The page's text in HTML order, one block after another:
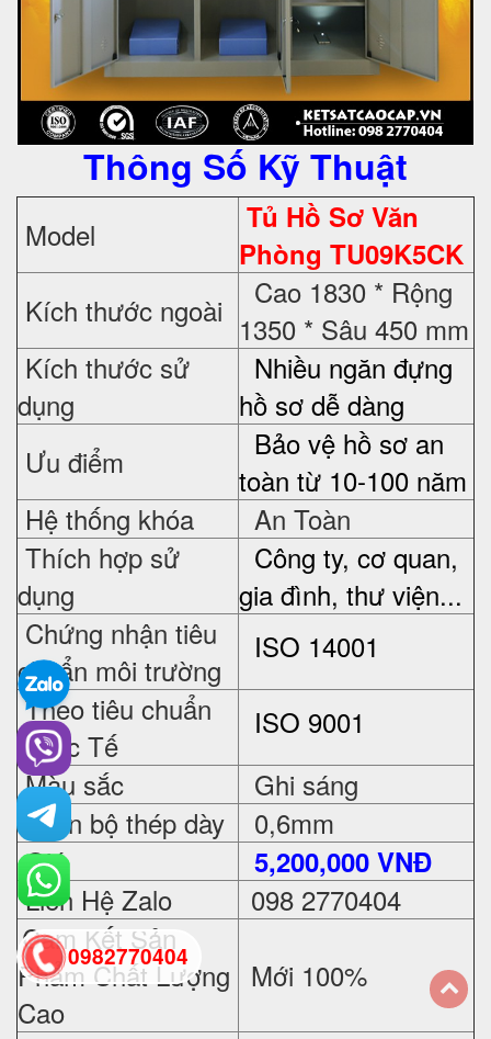
Thông Số Kỹ Thuật
Model
Tủ Hồ Sơ Văn
Phòng TU09K5CK
Kích thước ngoài
Cao 1830 * Rộng
1350 * Sâu 450 mm
Kích thước sử
dụng
Nhiều ngăn đựng
hồ sơ dễ dàng
Ưu điểm
Bảo vệ hồ sơ an
toàn từ 10-100 năm
Hệ thống khóa
An Toàn
Thích hợp sử
dụng
Công ty, cơ quan,
gia đình, thư viện...
Chứng nhận tiêu
chuẩn môi trường
ISO 14001
Theo tiêu chuẩn
Quốc Tế
ISO 9001
Màu sắc
Ghi sáng
Toàn bộ thép dày
0,6mm
Giá
5,200,000 VNĐ
Liên Hệ Zalo
098 2770404
Cam Kết Sản
Phẩm Chất Lượng
Cao
Mới 100%
0982770404